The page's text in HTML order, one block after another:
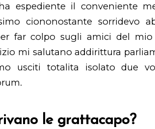
espediente il conveniente
ciononostante sorridevo
far colpo sugli amici del mio
mi salutano addirittura
usciti totalita isolato due
le grattacapo?